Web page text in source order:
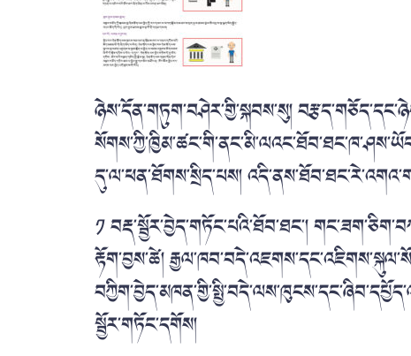
ཉེས་དོན་གཏུག་བཤེར་གྱི་སྐབས་སུ།
དུ་ལ་ཕན་ཐོགས་སྲིད་པས།
༡ བརྡ་སྦྱོར་བྱེད་གཏོང་པའི་ཐོབ་ཐང་།
རྟོག་བྱས་ཚེ།
སྦྱོར་གཏོང་དགོས།